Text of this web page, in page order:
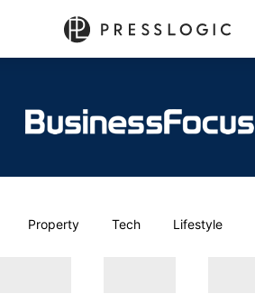
Property Tech Lifestyle